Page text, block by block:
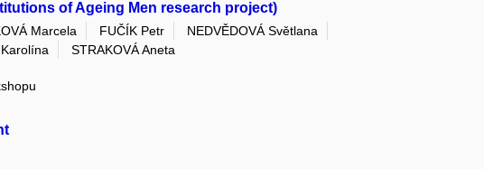
of Ageing Men research project)
Marcela FUČÍK Petr
NEDVĚDOVÁ Světlana
STRAKOVÁ Aneta